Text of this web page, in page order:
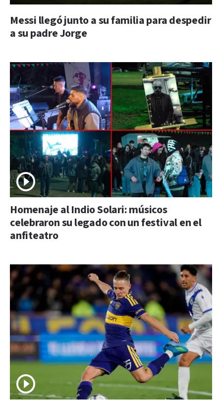
Messi llegó junto a su familia para despedir
a su padre Jorge
Homenaje al Indio Solari: músicos
celebraron su legado con un festival en el
anfiteatro